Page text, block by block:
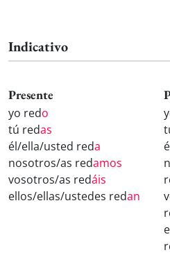
Indicativo
Presente
yo redo
tú redas
él/ella/usted reda
nosotros/as redamos
vosotros/as redáis
ellos/ellas/ustedes redan